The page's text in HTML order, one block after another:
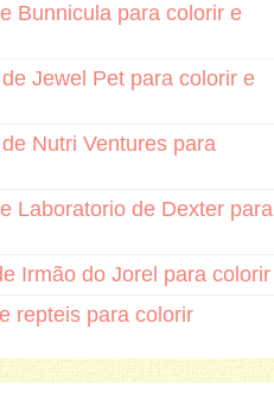
Bunnicula para colorir e
Jewel Pet para colorir e
Nutri Ventures para
Laboratorio de Dexter para
Irmão do Jorel para colorir
repteis para colorir